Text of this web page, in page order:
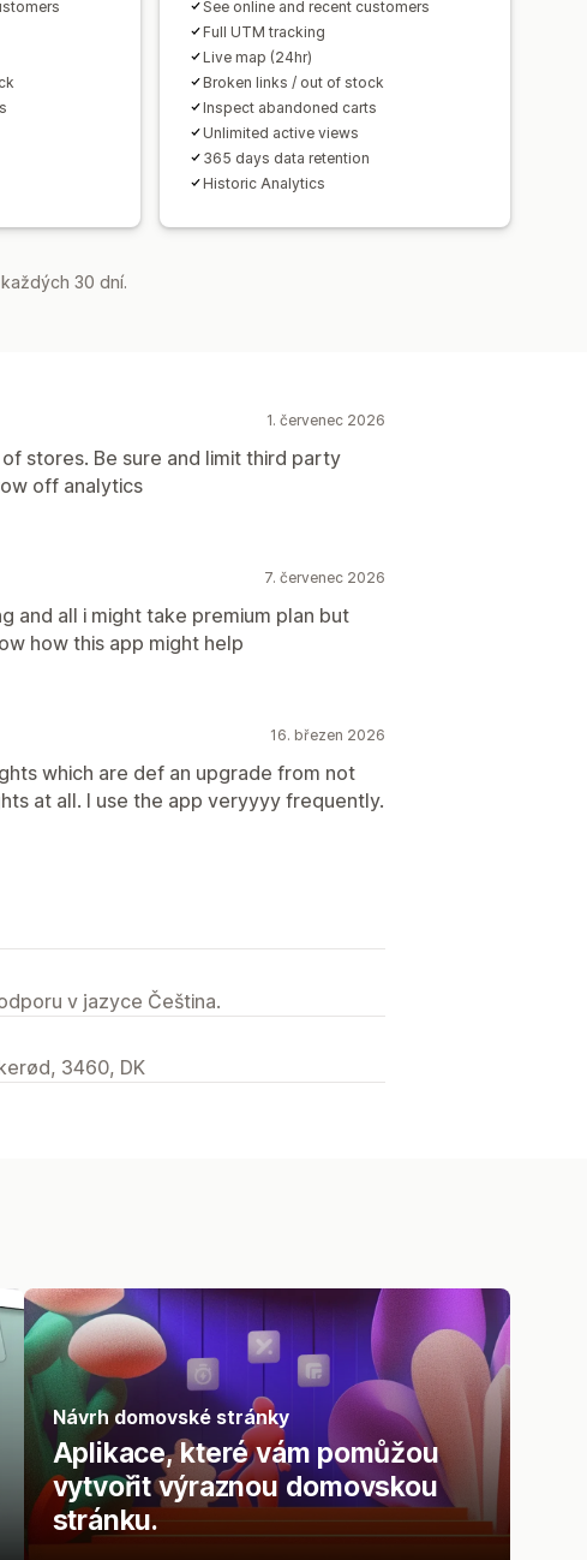
See online and recent customers
Full UTM tracking
Live map (24hr)
Broken links / out of stock
Inspect abandoned carts
Unlimited active views
365 days data retention
Historic Analytics
30 dní.
1. červenec 2026
stores. Be sure and limit third party
off analytics
7. červenec 2026
and all i might take premium plan but
how this app might help
16. březen 2026
which are def an upgrade from not
at all. I use the app veryyyy frequently.
v jazyce Čeština.
3460, DK
Návrh domovské stránky
Aplikace, které vám pomůžou
vytvořit výraznou domovskou
stránku.